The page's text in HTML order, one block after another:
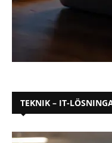
TEKNIK – IT-